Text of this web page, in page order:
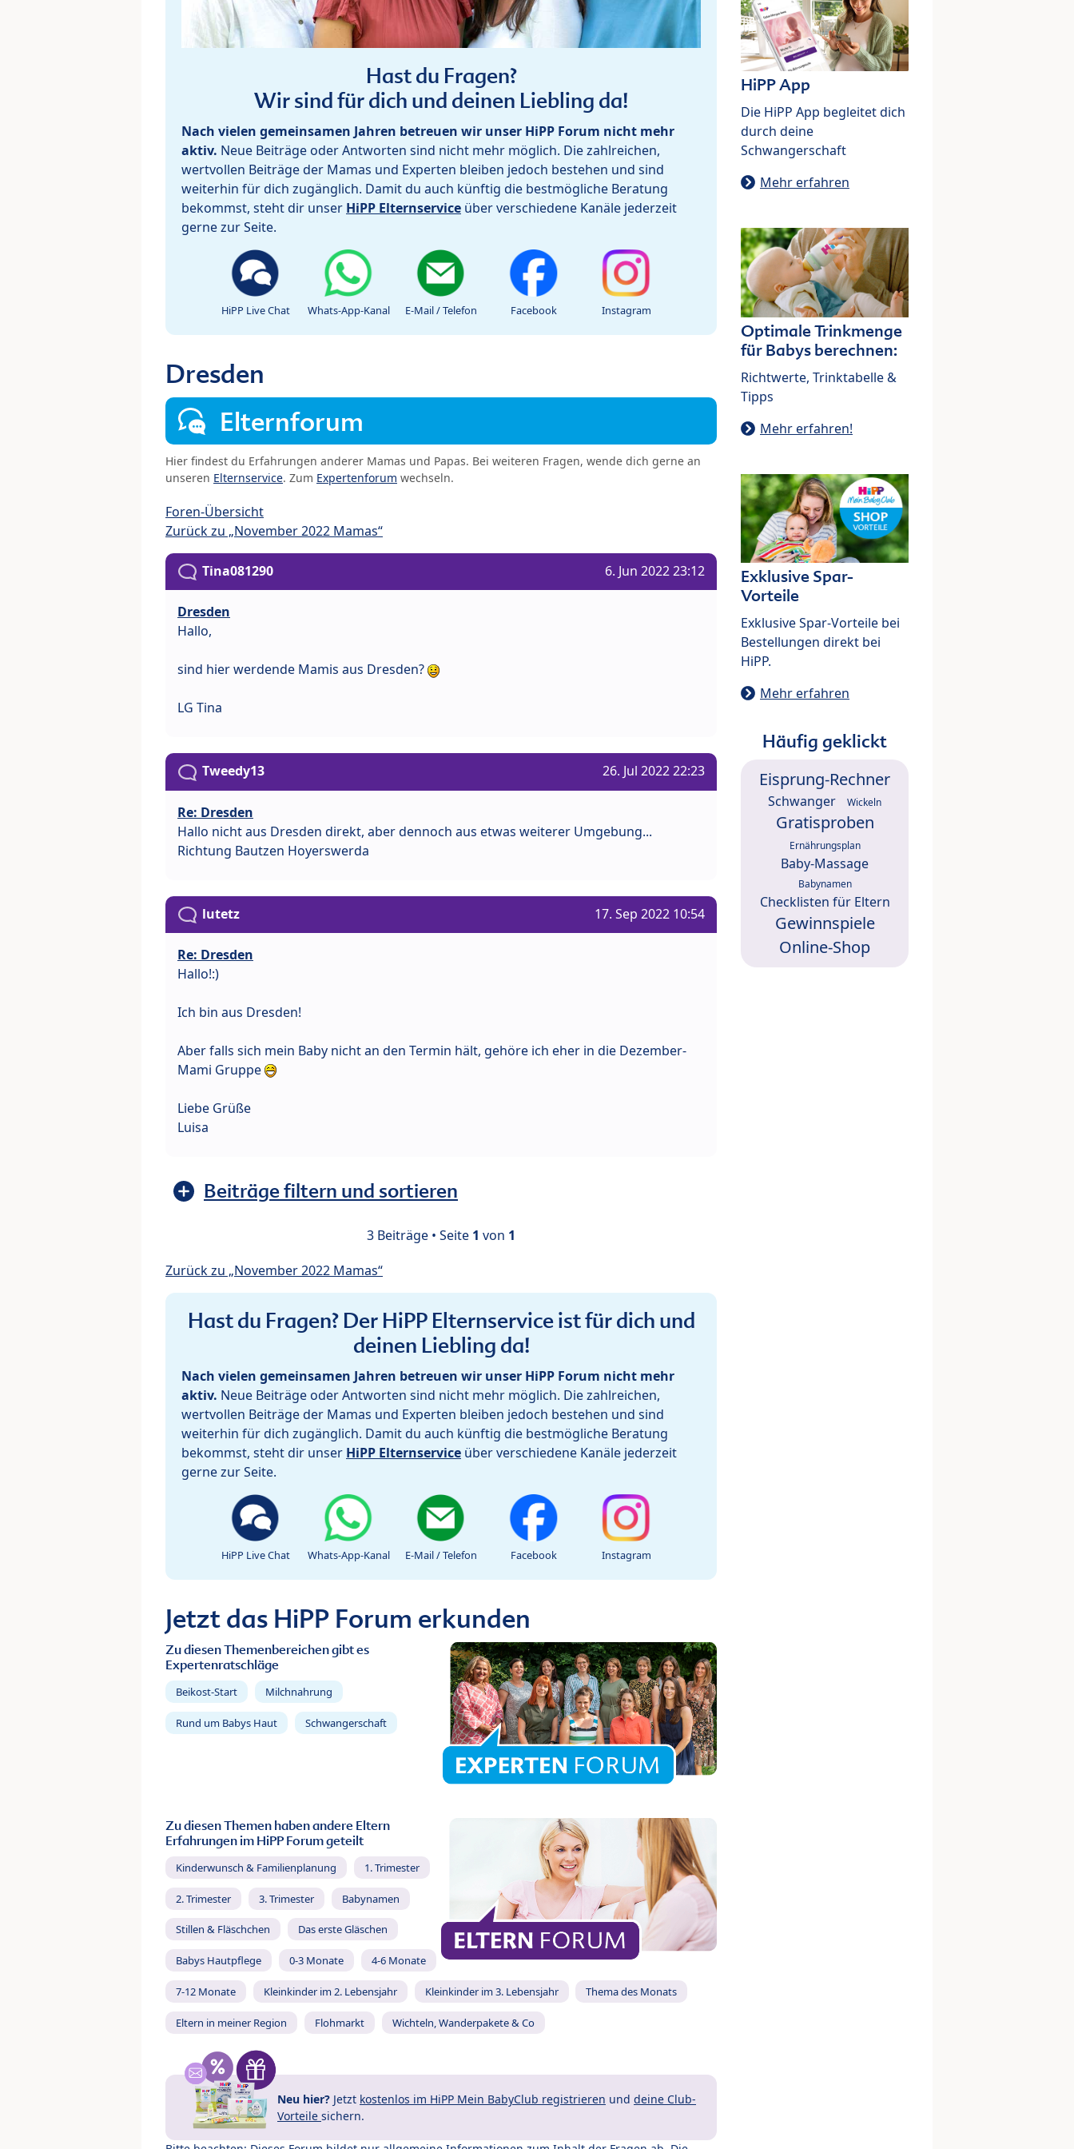
Hast du Fragen?
Wir sind für dich und deinen Liebling da!
Nach vielen gemeinsamen Jahren betreuen wir unser HiPP Forum nicht mehr
aktiv. Neue Beiträge oder Antworten sind nicht mehr möglich. Die zahlreichen,
wertvollen Beiträge der Mamas und Experten bleiben jedoch bestehen und sind
weiterhin für dich zugänglich. Damit du auch künftig die bestmögliche Beratung
bekommst, steht dir unser HiPP Elternservice über verschiedene Kanäle jederzeit
gerne zur Seite.
HiPP Live Chat Whats-App-Kanal E-Mail / Telefon Facebook Instagram
Dresden
Elternforum
Hier findest du Erfahrungen anderer Mamas und Papas. Bei weiteren Fragen, wende dich gerne an
unseren Elternservice. Zum Expertenforum wechseln.
Foren-Übersicht
Zurück zu „November 2022 Mamas“
Tina081290 6. Jun 2022 23:12
Dresden
Hallo,
sind hier werdende Mamis aus Dresden?
LG Tina
Tweedy13 26. Jul 2022 22:23
Re: Dresden
Hallo nicht aus Dresden direkt, aber dennoch aus etwas weiterer Umgebung...
Richtung Bautzen Hoyerswerda
lutetz 17. Sep 2022 10:54
Re: Dresden
Hallo!:)
Ich bin aus Dresden!
Aber falls sich mein Baby nicht an den Termin hält, gehöre ich eher in die Dezember-
Mami Gruppe
Liebe Grüße
Luisa
Beiträge filtern und sortieren
3 Beiträge • Seite 1 von 1
Zurück zu „November 2022 Mamas“
Hast du Fragen? Der HiPP Elternservice ist für dich und
deinen Liebling da!
Nach vielen gemeinsamen Jahren betreuen wir unser HiPP Forum nicht mehr
aktiv. Neue Beiträge oder Antworten sind nicht mehr möglich. Die zahlreichen,
wertvollen Beiträge der Mamas und Experten bleiben jedoch bestehen und sind
weiterhin für dich zugänglich. Damit du auch künftig die bestmögliche Beratung
bekommst, steht dir unser HiPP Elternservice über verschiedene Kanäle jederzeit
gerne zur Seite.
HiPP Live Chat Whats-App-Kanal E-Mail / Telefon Facebook Instagram
Jetzt das HiPP Forum erkunden
Zu diesen Themenbereichen gibt es
Expertenratschläge
Beikost-Start Milchnahrung
Rund um Babys Haut Schwangerschaft
Zu diesen Themen haben andere Eltern
Erfahrungen im HiPP Forum geteilt
Kinderwunsch & Familienplanung 1. Trimester
2. Trimester 3. Trimester Babynamen
Stillen & Fläschchen Das erste Gläschen
Babys Hautpflege 0-3 Monate 4-6 Monate
7-12 Monate Kleinkinder im 2. Lebensjahr Kleinkinder im 3. Lebensjahr Thema des Monats
Eltern in meiner Region Flohmarkt Wichteln, Wanderpakete & Co
Neu hier? Jetzt kostenlos im HiPP Mein BabyClub registrieren und deine Club-
Vorteile sichern.
HiPP App
Die HiPP App begleitet dich
durch deine
Schwangerschaft
Mehr erfahren
Optimale Trinkmenge
für Babys berechnen:
Richtwerte, Trinktabelle &
Tipps
Mehr erfahren!
Exklusive Spar-
Vorteile
Exklusive Spar-Vorteile bei
Bestellungen direkt bei
HiPP.
Mehr erfahren
Häufig geklickt
Eisprung-Rechner
Schwanger Wickeln
Gratisproben
Ernährungsplan
Baby-Massage
Babynamen
Checklisten für Eltern
Gewinnspiele
Online-Shop